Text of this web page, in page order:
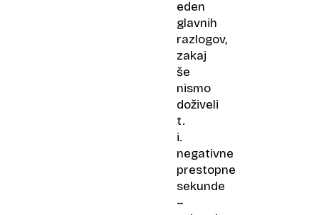
eden
glavnih
razlogov,
zakaj
še
nismo
doživeli
t.
i.
negativne
prestopne
sekunde
–